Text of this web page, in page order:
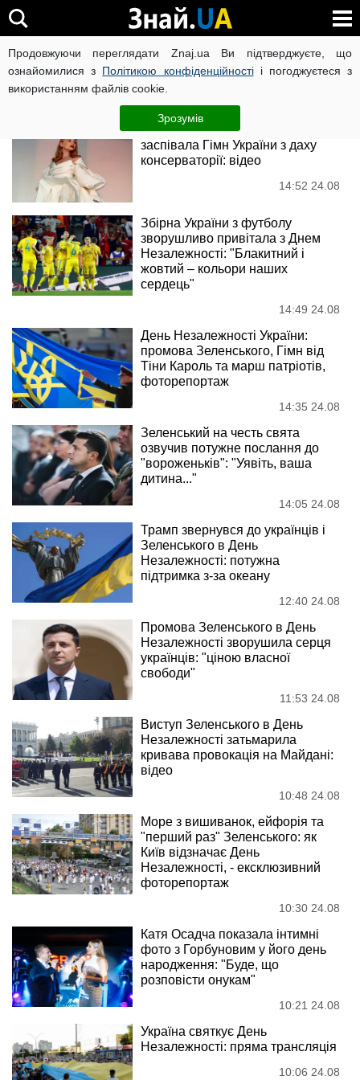
Продовжуючи переглядати Znaj.ua Ви підтверджуєте, що
ознайомилися з Політикою конфіденційностіі погоджуєтеся з
використанням файлів cookie.
Зрозумів
День Незалежності
Новини
Тіна Кароль у розкішній сукні
заспівала Гімн України з даху
консерваторії: відео
14:52 24.08
Збірна України з футболу
зворушливо привітала з Днем
Незалежності: "Блакитний і
жовтий – кольори наших
сердець"
14:49 24.08
День Незалежності України:
промова Зеленського, Гімн від
Тіни Кароль та марш патріотів,
фоторепортаж
14:35 24.08
Зеленський на честь свята
озвучив потужне послання до
"вороженьків": "Уявіть, ваша
дитина..."
14:05 24.08
Трамп звернувся до українців і
Зеленського в День
Незалежності: потужна
підтримка з-за океану
12:40 24.08
Промова Зеленського в День
Незалежності зворушила серця
українців: "ціною власної
свободи"
11:53 24.08
Виступ Зеленського в День
Незалежності затьмарила
кривава провокація на Майдані:
відео
10:48 24.08
Море з вишиванок, ейфорія та
"перший раз" Зеленського: як
Київ відзначає День
Незалежності, - ексклюзивний
фоторепортаж
10:30 24.08
Катя Осадча показала інтимні
фото з Горбуновим у його день
народження: "Буде, що
розповісти онукам"
10:21 24.08
Україна святкує День
Незалежності: пряма трансляція
10:06 24.08